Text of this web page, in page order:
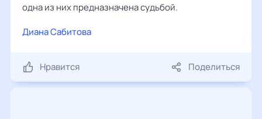
одна из них предназначена судьбой.
Диана Сабитова
Нравится Поделиться